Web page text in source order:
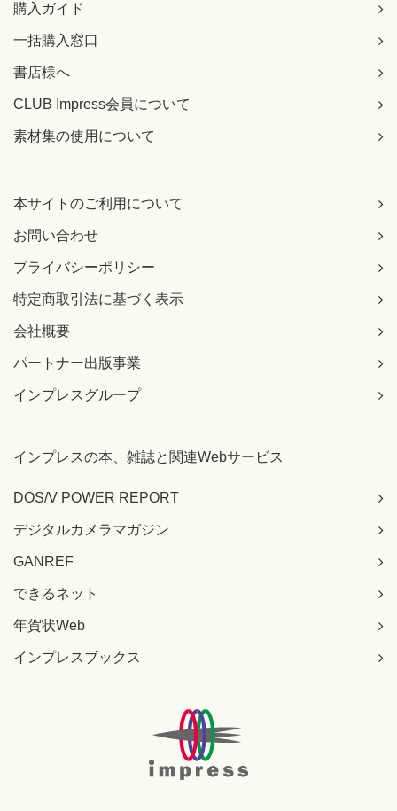
購入ガイド
一括購入窓口
書店様へ
CLUB Impress会員について
素材集の使用について
本サイトのご利用について
お問い合わせ
プライバシーポリシー
特定商取引法に基づく表示
会社概要
パートナー出版事業
インプレスグループ
インプレスの本、雑誌と関連Webサービス
DOS/V POWER REPORT
デジタルカメラマガジン
GANREF
できるネット
年賀状Web
インプレスブックス